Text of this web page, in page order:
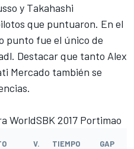
y Takahashi
que puntuaron. En el
punto fue el único de
Destacar que tanto Alex
Mercado también se
WorldSBK 2017 Portimao
V. TIEMPO GAP